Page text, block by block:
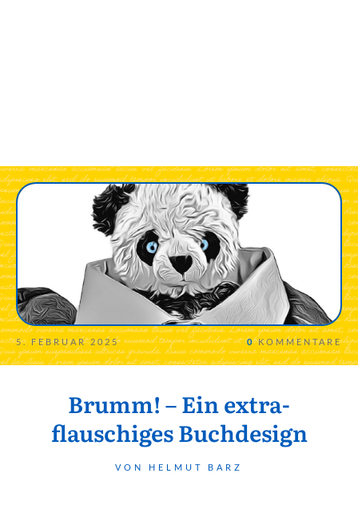
5. FEBRUAR 2025 0KOMMENTARE
Brumm! – Ein extra-
flauschiges Buchdesign
VON HELMUT BARZ